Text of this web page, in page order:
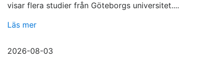
visar flera studier från Göteborgs universitet....
Läs mer
2026-08-03